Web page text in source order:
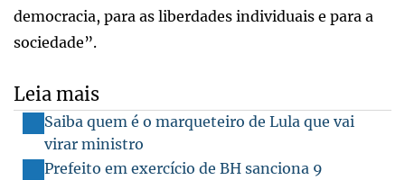
democracia, para as liberdades individuais e para a
sociedade”.
Leia mais
Saiba quem é o marqueteiro de Lula que vai
virar ministro
Prefeito em exercício de BH sanciona 9